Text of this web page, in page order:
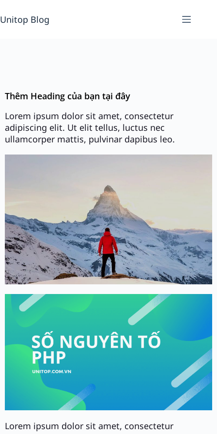
Unitop Blog
Thêm Heading của bạn tại đây
Lorem ipsum dolor sit amet, consectetur
adipiscing elit. Ut elit tellus, luctus nec
ullamcorper mattis, pulvinar dapibus leo.
Lorem ipsum dolor sit amet, consectetur